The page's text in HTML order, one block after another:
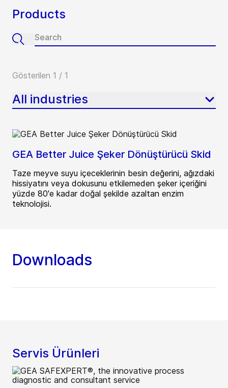
Products
Gösterilen 1 / 1
All industries
GEA Better Juice Şeker Dönüştürücü Skid
Taze meyve suyu içeceklerinin besin değerini, ağızdaki
hissiyatını veya dokusunu etkilemeden şeker içeriğini
yüzde 80'e kadar doğal şekilde azaltan enzim
teknolojisi.
Downloads
Servis Ürünleri